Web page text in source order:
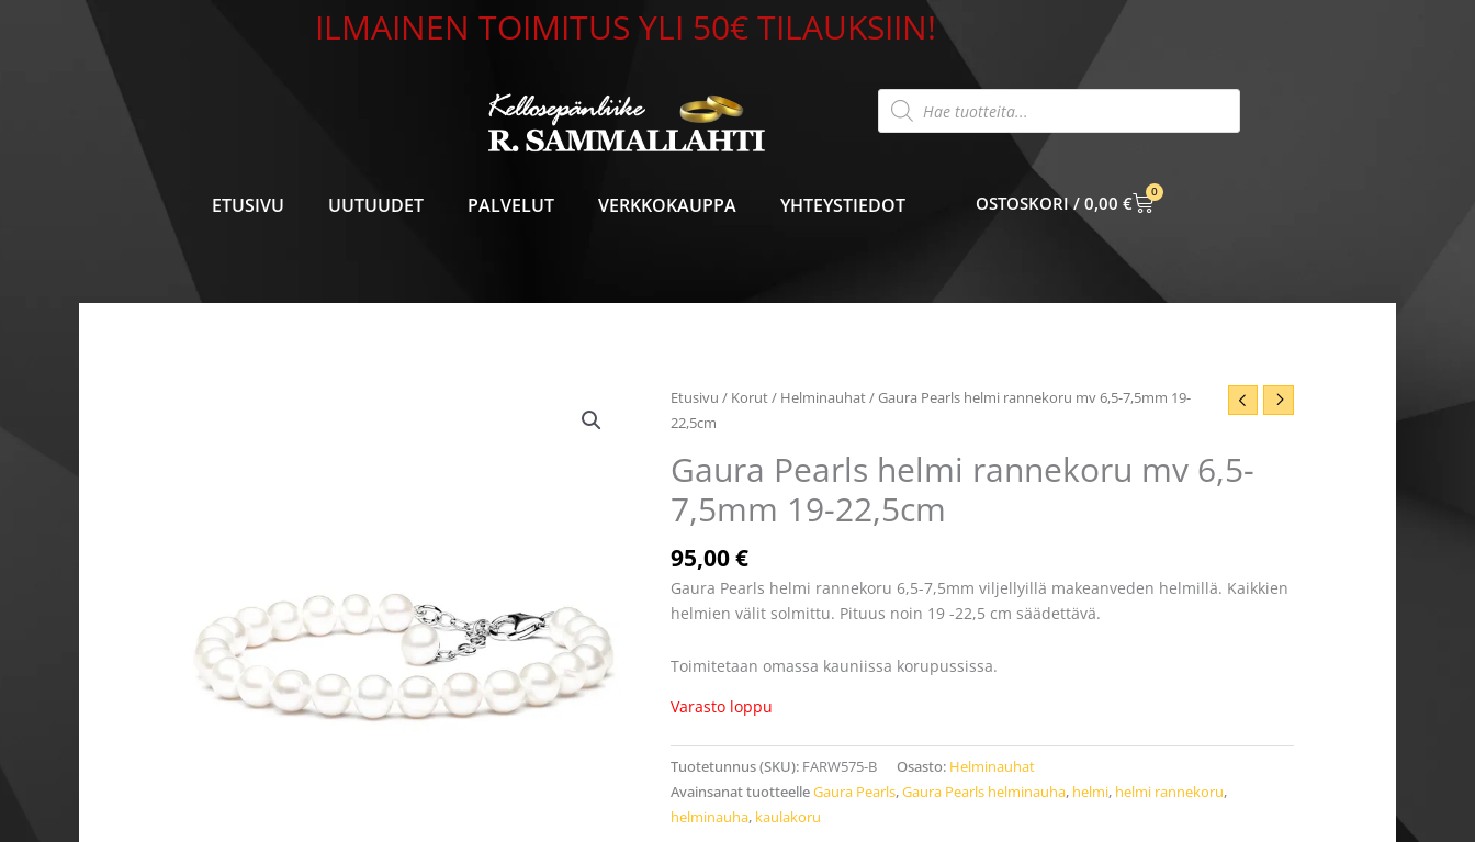
ILMAINEN TOIMITUS YLI 50€ TILAUKSIIN!
Products
search
ETUSIVU UUTUUDET PALVELUT VERKKOKAUPPA YHTEYSTIEDOT 0,00 €
0
CART
Etusivu / Korut/ Helminauhat/ Gaura Pearls helmi rannekoru mv 6,5-7,5mm 19-
22,5cm
Gaura Pearls helmi rannekoru mv 6,5-
7,5mm 19-22,5cm
95,00€
Gaura Pearls helmi rannekoru 6,5-7,5mm viljellyillä makeanveden helmillä. Kaikkien
helmien välit solmittu. Pituus noin 19 -22,5 cm säädettävä.
Toimitetaan omassa kauniissa korupussissa.
Varasto loppu
Tuotetunnus (SKU): FARW575-B Osasto: Helminauhat
Avainsanat tuotteelleGaura Pearls,Gaura Pearls helminauha, helmi, helmi rannekoru,
helminauha, kaulakoru